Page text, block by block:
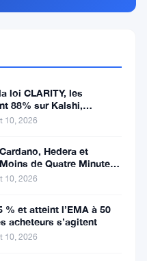
loi CLARITY, les
88% sur Kalshi,
10, 2026
Hedera et
de Quatre Minutes
10, 2026
% et atteint l’EMA à 50
acheteurs s’agitent
10, 2026